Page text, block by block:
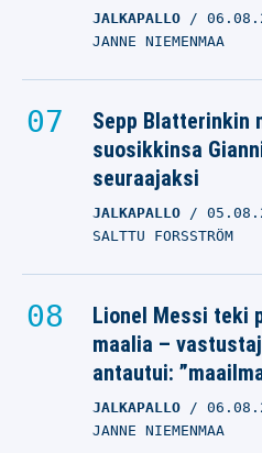
JALKAPALLO
JANNE NIEMENMAA
Sepp
suosikkinsa
seuraajaksi
JALKAPALLO
SALTTU FORSSTRÖM
Lionel Messi teki
maalia –
antautui:
JALKAPALLO
JANNE NIEMENMAA